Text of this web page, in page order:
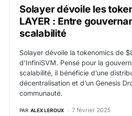
Solayer dévoile les
LAYER : Entre
scalabilité
Solayer dévoile la tokenomics de
d’InfiniSVM. Pensé pour la
scalabilité, il bénéficie d’une
décentralisation et d’un Genesis
communauté.
PAR ALEX LEROUX 7 février 2025